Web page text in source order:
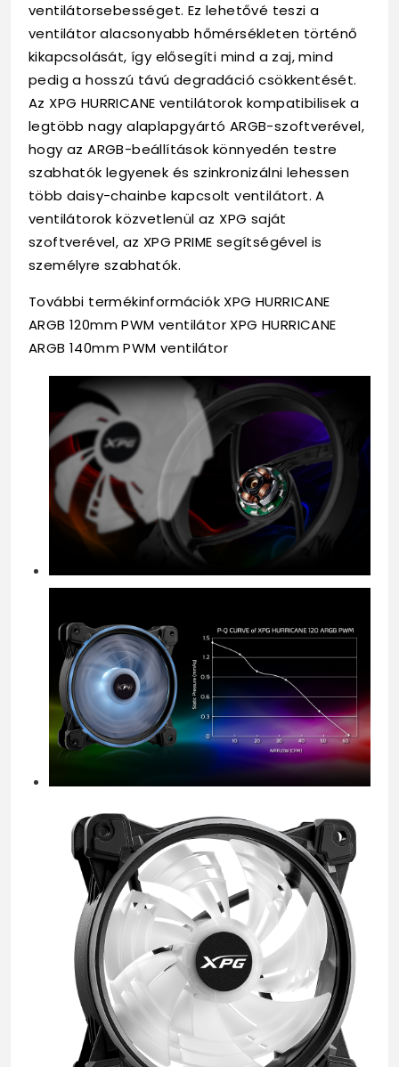
ventilátorsebességet. Ez lehetővé teszi a
ventilátor alacsonyabb hőmérsékleten történő
kikapcsolását, így elősegíti mind a zaj, mind
pedig a hosszú távú degradáció csökkentését.
Az XPG HURRICANE ventilátorok kompatibilisek a
legtöbb nagy alaplapgyártó ARGB-szoftverével,
hogy az ARGB-beállítások könnyedén testre
szabhatók legyenek és szinkronizálni lehessen
több daisy-chainbe kapcsolt ventilátort. A
ventilátorok közvetlenül az XPG saját
szoftverével, az XPG PRIME segítségével is
személyre szabhatók.
További termékinformációk XPG HURRICANE
ARGB 120mm PWM ventilátor XPG HURRICANE
ARGB 140mm PWM ventilátor